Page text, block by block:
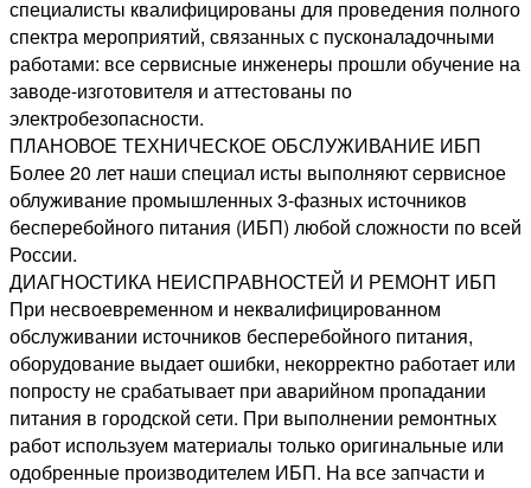
специалисты квалифицированы для проведения полного
спектра мероприятий, связанных с пусконаладочными
работами: все сервисные инженеры прошли обучение на
заводе-изготовителя и аттестованы по
электробезопасности.
ПЛАНОВОЕ ТЕХНИЧЕСКОЕ ОБСЛУЖИВАНИЕ ИБП
Более 20 лет наши специал исты выполняют сервисное
облуживание промышленных 3-фазных источников
бесперебойного питания (ИБП) любой сложности по всей
России.
ДИАГНОСТИКА НЕИСПРАВНОСТЕЙ И РЕМОНТ ИБП
При несвоевременном и неквалифицированном
обслуживании источников бесперебойного питания,
оборудование выдает ошибки, некорректно работает или
попросту не срабатывает при аварийном пропадании
питания в городской сети. При выполнении ремонтных
работ используем материалы только оригинальные или
одобренные производителем ИБП. На все запчасти и